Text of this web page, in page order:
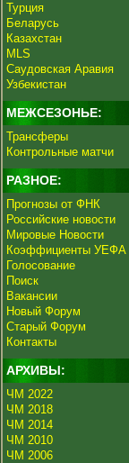
Турция
Беларусь
Казахстан
MLS
Саудовская Аравия
Узбекистан
МЕЖСЕЗОНЬЕ:
Трансферы
Контрольные матчи
РАЗНОЕ:
Прогнозы от ФНК
Российские новости
Мировые Новости
Коэффициенты УЕФА
Голосование
Поиск
Вакансии
Новый Форум
Старый Форум
Контакты
АРХИВЫ:
ЧМ 2022
ЧМ 2018
ЧМ 2014
ЧМ 2010
ЧМ 2006